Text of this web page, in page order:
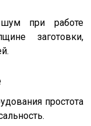
при работе
заготовки,
простота